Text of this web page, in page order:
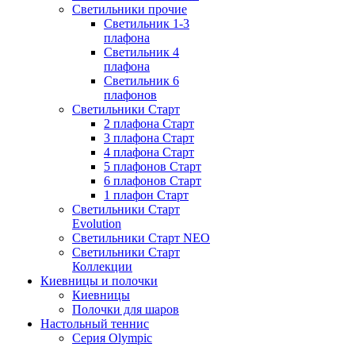
Светильники прочие
Светильник 1-3
плафона
Светильник 4
плафона
Светильник 6
плафонов
Светильники Старт
2 плафона Старт
3 плафона Старт
4 плафона Старт
5 плафонов Старт
6 плафонов Старт
1 плафон Старт
Светильники Старт
Evolution
Светильники Старт NEO
Светильники Старт
Коллекции
Киевницы и полочки
Киевницы
Полочки для шаров
Настольный теннис
Серия Olympic